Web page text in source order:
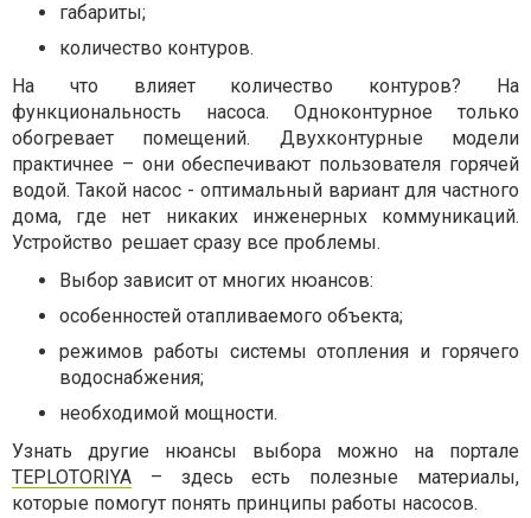
габариты;
количество контуров.
На что влияет количество контуров? На
функциональность насоса. Одноконтурное только
обогревает помещений. Двухконтурные модели
практичнее – они обеспечивают пользователя горячей
водой. Такой насос - оптимальный вариант для частного
дома, где нет никаких инженерных коммуникаций.
Устройство решает сразу все проблемы.
Выбор зависит от многих нюансов:
особенностей отапливаемого объекта;
режимов работы системы отопления и горячего
водоснабжения;
необходимой мощности.
Узнать другие нюансы выбора можно на портале
TEPLOTORIYA – здесь есть полезные материалы,
которые помогут понять принципы работы насосов.